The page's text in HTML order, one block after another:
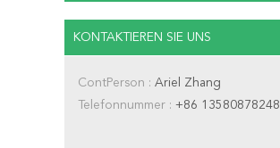
KONTAKTIEREN SIE UNS
ContPerson : Ariel Zhang
Telefonnummer : +86 13580878248